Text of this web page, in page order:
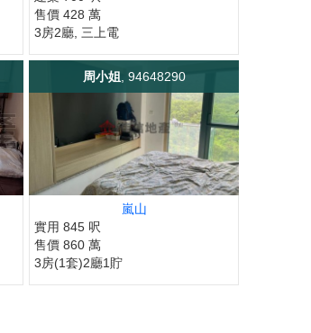
售價 428 萬
3房2廳, 三上電
周小姐 , 94648290
嵐山
實用 845 呎
售價 860 萬
3房(1套)2廳1貯